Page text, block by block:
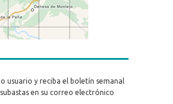
usuario y reciba el boletín semanal
en su correo electrónico